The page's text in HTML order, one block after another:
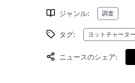
ジャンル: 調査
タグ: ヨットチャータ
ニュースのシェア: